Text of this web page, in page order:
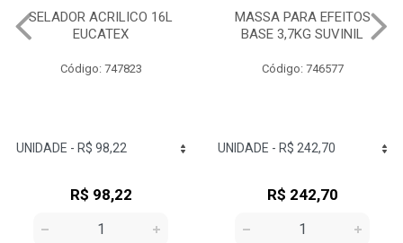
SELADOR ACRILICO 16L
EUCATEX
Código: 747823
R$ 98,22
MASSA PARA EFEITOS
BASE 3,7KG SUVINIL
Código: 746577
R$ 242,70